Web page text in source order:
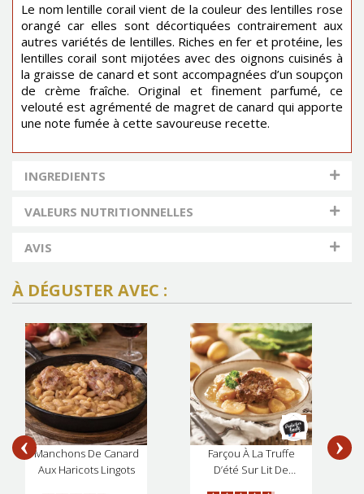
Le nom lentille corail vient de la couleur des lentilles rose
orangé car elles sont décortiquées contrairement aux
autres variétés de lentilles. Riches en fer et protéine, les
lentilles corail sont mijotées avec des oignons cuisinés à
la graisse de canard et sont accompagnées d’un soupçon
de crème fraîche. Original et finement parfumé, ce
velouté est agrémenté de magret de canard qui apporte
une note fumée à cette savoureuse recette.
INGREDIENTS
VALEURS NUTRITIONNELLES
AVIS
À DÉGUSTER AVEC :
Manchons De Canard
Aux Haricots Lingots
Farçou À La Truffe
D’été Sur Lit De